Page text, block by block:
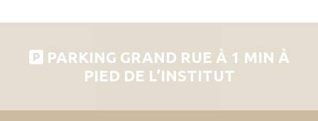
PARKING GRAND RUE À 1 MIN À
PIED DE L’INSTITUT